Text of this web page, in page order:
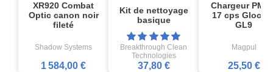
XR920 Combat
Optic canon noir
fileté
Shadow Systems
1 584,00 €
Kit de nettoyage
basique
Breakthrough Clean
Technologies
37,80 €
Chargeur
17 cps
GL9
Magpul
25,50 €